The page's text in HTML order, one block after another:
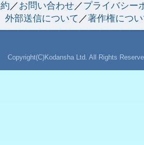
／ お問い合わせ／ プライバシー
外部送信について ／著作権につ
Copyright(C)Kodansha Ltd. All Rights